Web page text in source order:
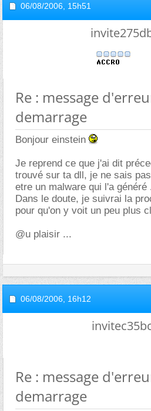
06/08/2006, 15h51
Re : message
demarrage
Bonjour einstein
Je reprend ce que j'ai dit
trouvé sur ta dll, je ne sais
etre un malware qui l'a généré
Dans le doute, je suivrai la
pour qu'on y voit un peu plus
@u plaisir ...
06/08/2006, 16h12
Re : message
demarrage